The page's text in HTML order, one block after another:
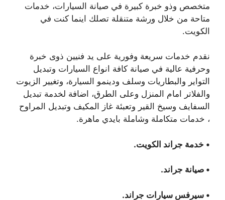
متخصص وذو خبرة كبيرة في صيانة السيارات، خدمات
متاحة من خلال ورشة متنقلة تصلك اينما كنت في
الكويت.
نقدم خدمات سريعة وفورية على يد فنيين ذوى خبرة
وحرفية عالية في صيانة كافة انواع السيارات وتبديل
التواير والبطاريات وسلف ودينمو السيارة، وتغيير الزيوت
والفلاتر امام المنزل وعلى الطرق، اضافة لخدمة تبديل
السفايف وسيخ القير وتعبئة غاز المكيف وتبديل المراوح
، خدمات متكاملة وشاملة بايدي ماهرة.
• خدمة جراند الكويت.
• صيانة جراند.
• سيرفس سيارات جراند.